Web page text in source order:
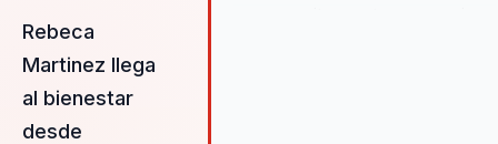
Rebeca
Martinez llega
al bienestar
desde